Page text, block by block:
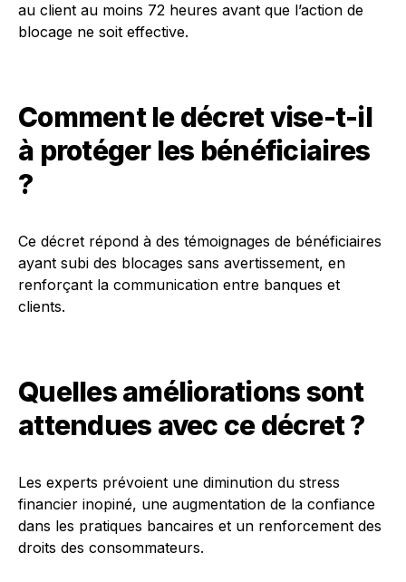
au client au moins 72 heures avant que l’action de
blocage ne soit effective.
Comment le décret vise-t-il
à protéger les bénéficiaires
?
Ce décret répond à des témoignages de bénéficiaires
ayant subi des blocages sans avertissement, en
renforçant la communication entre banques et
clients.
Quelles améliorations sont
attendues avec ce décret ?
Les experts prévoient une diminution du stress
financier inopiné, une augmentation de la confiance
dans les pratiques bancaires et un renforcement des
droits des consommateurs.